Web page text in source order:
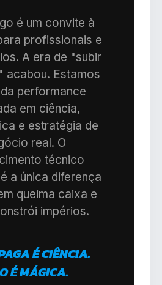
é um convite à
profissionais e
A era de "subir
acabou. Estamos
performance
em ciência,
e estratégia de
real. O
técnico
a única diferença
queima caixa e
impérios.
É CIÊNCIA.
É MÁGICA.